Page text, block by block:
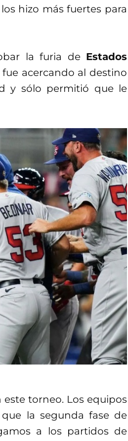
hizo más fuertes para
la furia de Estados
fue acercando al destino
y sólo permitió que le
torneo. Los equipos
la segunda fase de
a los partidos de